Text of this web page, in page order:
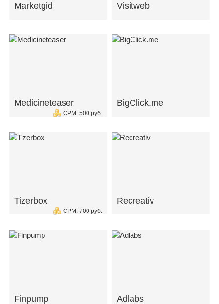
Marketgid Visitweb
Medicineteaser
CPM: 500 руб.
BigClick.me
Tizerbox
CPM: 700 руб.
Recreativ
Finpump Adlabs